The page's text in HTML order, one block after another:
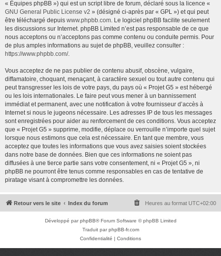
« Équipes phpBB ») qui est un script libre de forum, déclaré sous la licence «
GNU General Public License v2 » (désigné ci-après par « GPL ») et qui peut
être téléchargé depuis www.phpbb.com. Le logiciel phpBB facilite seulement
les discussions sur Internet. phpBB Limited n’est pas responsable de ce que
nous acceptons ou n’acceptons pas comme contenu ou conduite permis. Pour
de plus amples informations au sujet de phpBB, veuillez consulter :
https://www.phpbb.com/.
Vous acceptez de ne pas publier de contenu abusif, obscène, vulgaire,
diffamatoire, choquant, menaçant, à caractère sexuel ou tout autre contenu qui
peut transgresser les lois de votre pays, du pays où « Projet G5 » est hébergé
ou les lois internationales. Le faire peut vous mener à un bannissement
immédiat et permanent, avec une notification à votre fournisseur d’accès à
Internet si nous le jugeons nécessaire. Les adresses IP de tous les messages
sont enregistrées pour aider au renforcement de ces conditions. Vous acceptez
que « Projet G5 » supprime, modifie, déplace ou verrouille n’importe quel sujet
lorsque nous estimons que cela est nécessaire. En tant que membre, vous
acceptez que toutes les informations que vous avez saisies soient stockées
dans notre base de données. Bien que ces informations ne soient pas
diffusées à une tierce partie sans votre consentement, ni « Projet G5 », ni
phpBB ne pourront être tenus comme responsables en cas de tentative de
piratage visant à compromettre les données.
Retour vers le site Index du forum Heures au format UTC+02:00
Développé parphpBB® Forum Software © phpBB Limited
Traduit parphpBB-fr.com
Confidentialité | Conditions